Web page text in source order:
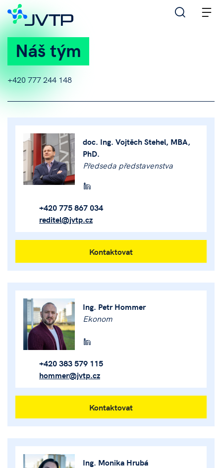
Náš tým
+420 777 244 148
doc. Ing. Vojtěch Stehel, MBA,
PhD.
Předseda představenstva
+420 775 867 034
reditel@jvtp.cz
Kontaktovat
Ing. Petr Hommer
Ekonom
+420 383 579 115
hommer@jvtp.cz
Kontaktovat
Ing. Monika Hrubá